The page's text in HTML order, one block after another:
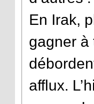
En Irak,
gagner à
afflux.